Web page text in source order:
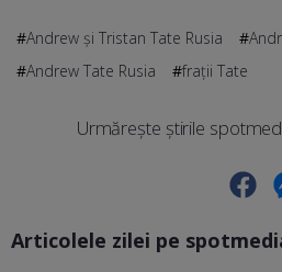
Andrew și Tristan Tate Rusia
Andrew Tate Rusia
fraţii Tate
Urmărește știrile
Articolele zilei pe